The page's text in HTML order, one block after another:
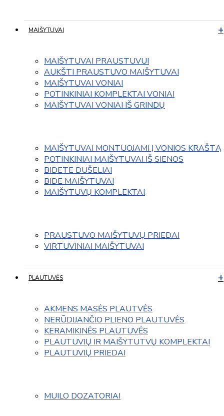
MAIŠYTUVAI
MAIŠYTUVAI PRAUSTUVUI
AUKŠTI PRAUSTUVO MAIŠYTUVAI
MAIŠYTUVAI VONIAI
POTINKINIAI KOMPLEKTAI VONIAI
MAIŠYTUVAI VONIAI IŠ GRINDŲ
MAIŠYTUVAI MONTUOJAMI Į VONIOS KRAŠTĄ
POTINKINIAI MAIŠYTUVAI IŠ SIENOS
BIDETE DUŠELIAI
BIDE MAIŠYTUVAI
MAIŠYTUVŲ KOMPLEKTAI
PRAUSTUVO MAIŠYTUVŲ PRIEDAI
VIRTUVINIAI MAIŠYTUVAI
PLAUTUVĖS
AKMENS MASĖS PLAUTVĖS
NERŪDIJANČIO PLIENO PLAUTUVĖS
KERAMIKINĖS PLAUTUVĖS
PLAUTUVIŲ IR MAIŠYTUTVŲ KOMPLEKTAI
PLAUTUVIŲ PRIEDAI
MUILO DOZATORIAI